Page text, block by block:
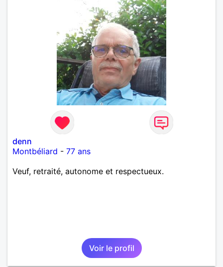
denn
Montbéliard - 77 ans
Veuf, retraité, autonome et respectueux.
Voir le profil